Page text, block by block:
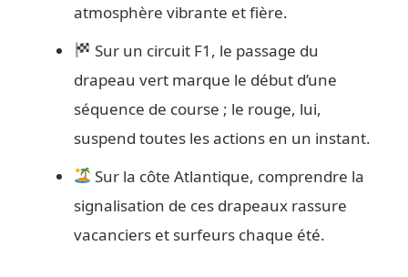
atmosphère vibrante et fière.
Sur un circuit F1, le passage du
drapeau vert marque le début d’une
séquence de course ; le rouge, lui,
suspend toutes les actions en un instant.
Sur la côte Atlantique, comprendre la
signalisation de ces drapeaux rassure
vacanciers et surfeurs chaque été.